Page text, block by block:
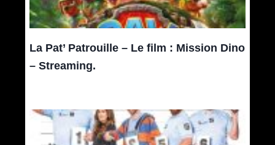
La Pat’ Patrouille – Le film : Mission Dino
– Streaming.